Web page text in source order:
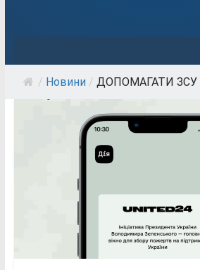
/ Новини / ДОПОМАГАТИ ЗСУ